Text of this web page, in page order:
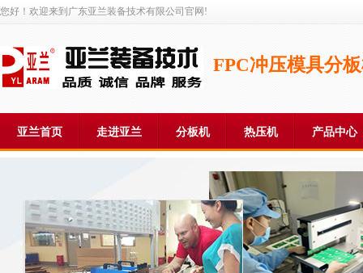
您好！欢迎来到广东亚兰装备技术有限公司官网!
FPC冲压模具分
亚兰首页 走进亚兰 分板机 热压机 产品中心